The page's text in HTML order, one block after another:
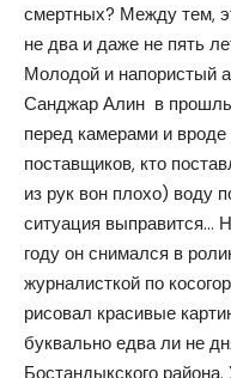
смертных? Между тем,
не два и даже не пять
Молодой и напористый
Санджар Алин в
перед камерами и вроде
поставщиков, кто
из рук вон плохо) воду
ситуация выправится…
году он снимался в
журналисткой по
рисовал красивые
буквально едва ли не
Бостандыкского